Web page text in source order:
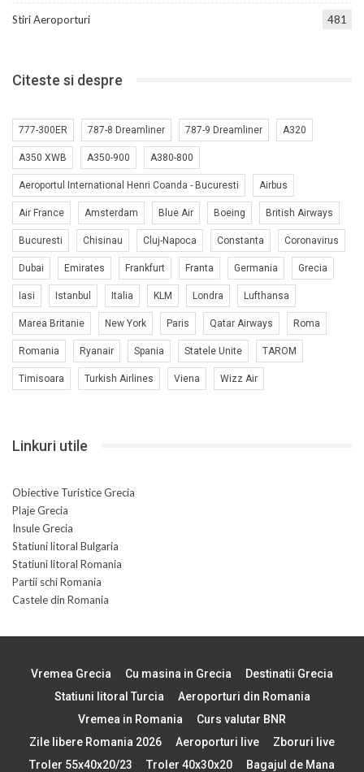
Stiri Aeroporturi 481
Citeste si despre
777-300ER 787-8 Dreamliner 787-9 Dreamliner A320
A350 XWB A350-900 A380-800
Aeroportul International Henri Coanda - Bucuresti Airbus
Air France Amsterdam Blue Air Boeing British Airways
Bucuresti Chisinau Cluj-Napoca Constanta Coronavirus
Dubai Emirates Frankfurt Franta Germania Grecia
Iasi Istanbul Italia KLM Londra Lufthansa
Marea Britanie New York Paris Qatar Airways Roma
Romania Ryanair Spania Statele Unite TAROM
Timisoara Turkish Airlines Viena Wizz Air
Linkuri utile
Obiective Turistice Grecia
Plaje Grecia
Insule Grecia
Statiuni litoral Bulgaria
Statiuni litoral Romania
Partii schi Romania
Castele din Romania
Vremea Grecia Cu masina in Grecia
Destinatii Grecia
Statiuni litoral Turcia
Aeroporturi din Romania
Vremea in Romania
Curs valutar BNR
Zile libere Romania 2026
Aeroporturi live
Zboruri live
Troler 55x40x20/23
Troler 40x30x20 Bagajul de Mana